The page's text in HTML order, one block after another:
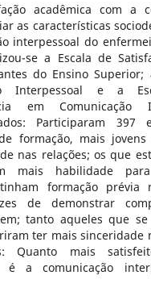
acadêmica com a
as características
interpessoal do
se a Escala de
do Ensino Superior;
Interpessoal e a
em Comunicação
Participaram 397
formação, mais jovens
nas relações; os que
mais habilidade
formação prévia
de demonstrar
tanto aqueles que se
ter mais sinceridade
Quanto mais
é a comunicação